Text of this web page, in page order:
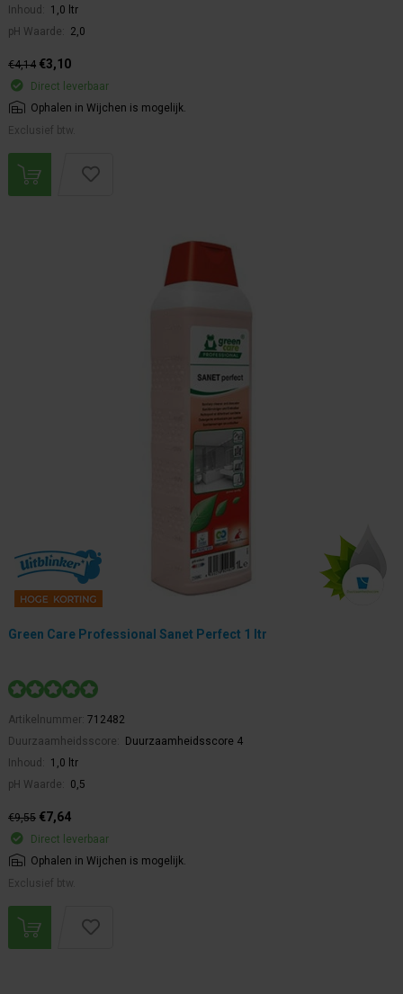
Inhoud:
1,0 ltr
pH Waarde:
2,0
€4,14 €3,10
Direct leverbaar
Ophalen in Wijchen is mogelijk.
Exclusief btw.
Green Care Professional Sanet Perfect 1 ltr
Artikelnummer: 712482
Duurzaamheidsscore:
Duurzaamheidsscore 4
Inhoud:
1,0 ltr
pH Waarde:
0,5
€9,55 €7,64
Direct leverbaar
Ophalen in Wijchen is mogelijk.
Exclusief btw.